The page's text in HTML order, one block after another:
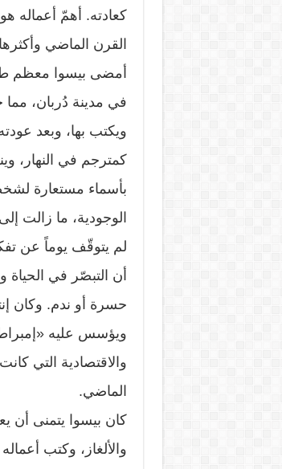
كعادته. أهمّ أعماله
القرن الماضي وأكثرها
أمضى بيسوا معظم
في مدينة دُربان، مما
ويكتب بها، وبعد
كمترجم في النهار،
بأسماء مستعارة
الوجودية، ما زالت
لم يتوقّف يوماً عن
أن التبصّر في
حسرة أو ندم. وكان
ويؤسس عليه
والاقتصادية التي
الماضي.
كان بيسوا يتمنى أن
والألغاز، وكتب